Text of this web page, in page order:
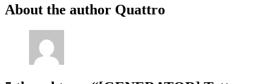
About the author Quattro